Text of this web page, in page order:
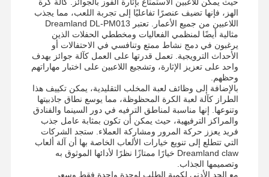
معدات الملعب الناعمة
محاكي لعبة الدراجة النارية
VR 360 محاكي
VR Arcade Shooter
VR سينما
سيارة المصد
الهز، فإنها تضيف عنصرًا تفاعليًا إلى تجربة اللعب، مما يجذب
اللاعبين من جميع الأعمار. تعتبر Dreamland DL-PM013
مثالية أيضًا لمنظمي الفعاليات ومخططي الحفلات الذين
يرغبون في دمج نشاط ممتع وتنافسي في الاحتفالات أو
الأحداث الترويجية. تعمل قدرتها على العمل كآلة جوائز بهدف
واحد على تعزيز الإثارة، وتشجيع اللاعبين على اختبار مهاراتهم
وحظهم.
بالإضافة إلى وظائف لعبة المخلب التقليدية، يمكن تكييف هذا
الطراز كآلة لعبة الكرة المحظوظة، مما يوسع نطاق جاذبيتها
وتنوعها. إنها مناسبة لمناطق الترفيه في دور السينما والفنادق
والمراكز الترفيهية، حيث يمكن أن تكون بمثابة عامل جذب
فريد يعزز حركة المرور ومشاركة العملاء. ستجد الشركات
التي تتطلع إلى تنويع خيارات الألعاب الخاصة بها أن آلة ألعاب
Dreamland claw خيارًا ممتازًا نظرًا لأدائها الموثوق به
وتصميمها الجذاب.
مع الحد الأدنى لكمية الطلب لوحدة واحدة فقط وسعر